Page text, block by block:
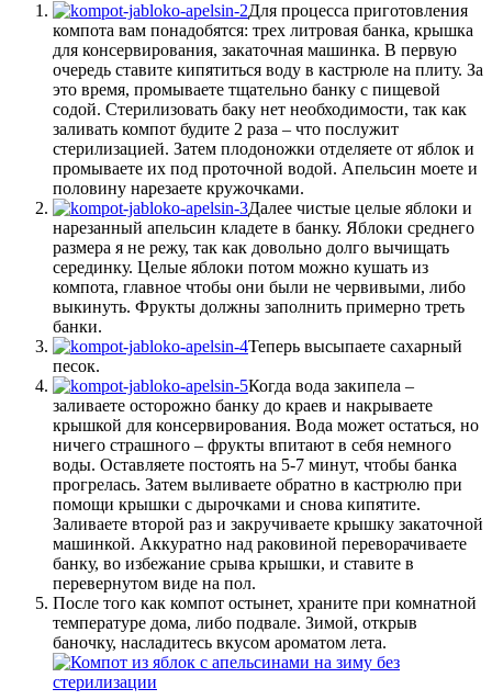
Для процесса приготовления
компота вам понадобятся: трех литровая банка, крышка
для консервирования, закаточная машинка. В первую
очередь ставите кипятиться воду в кастрюле на плиту. За
это время, промываете тщательно банку с пищевой
содой. Стерилизовать баку нет необходимости, так как
заливать компот будите 2 раза – что послужит
стерилизацией. Затем плодоножки отделяете от яблок и
промываете их под проточной водой. Апельсин моете и
половину нарезаете кружочками.
Далее чистые целые яблоки и
нарезанный апельсин кладете в банку. Яблоки среднего
размера я не режу, так как довольно долго вычищать
серединку. Целые яблоки потом можно кушать из
компота, главное чтобы они были не червивыми, либо
выкинуть. Фрукты должны заполнить примерно треть
банки.
Теперь высыпаете сахарный
песок.
Когда вода закипела –
заливаете осторожно банку до краев и накрываете
крышкой для консервирования. Вода может остаться, но
ничего страшного – фрукты впитают в себя немного
воды. Оставляете постоять на 5-7 минут, чтобы банка
прогрелась. Затем выливаете обратно в кастрюлю при
помощи крышки с дырочками и снова кипятите.
Заливаете второй раз и закручиваете крышку закаточной
машинкой. Аккуратно над раковиной переворачиваете
банку, во избежание срыва крышки, и ставите в
перевернутом виде на пол.
После того как компот остынет, храните при комнатной
температуре дома, либо подвале. Зимой, открыв
баночку, насладитесь вкусом ароматом лета.